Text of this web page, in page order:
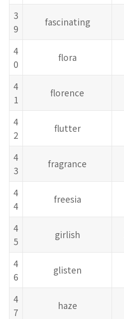
3
9
fascinating
4
0
flora
4
1
florence
4
2
flutter
4
3
fragrance
4
4
freesia
4
5
girlish
4
6
glisten
4
7
haze